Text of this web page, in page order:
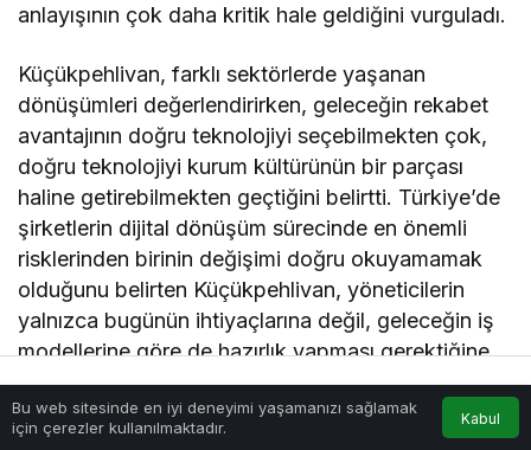
anlayışının çok daha kritik hale geldiğini vurguladı.
Küçükpehlivan, farklı sektörlerde yaşanan
dönüşümleri değerlendirirken, geleceğin rekabet
avantajının doğru teknolojiyi seçebilmekten çok,
doğru teknolojiyi kurum kültürünün bir parçası
haline getirebilmekten geçtiğini belirtti. Türkiye’de
şirketlerin dijital dönüşüm sürecinde en önemli
risklerinden birinin değişimi doğru okuyamamak
olduğunu belirten Küçükpehlivan, yöneticilerin
yalnızca bugünün ihtiyaçlarına değil, geleceğin iş
modellerine göre de hazırlık yapması gerektiğine
vurgu yaptı.
Bu web sitesinde en iyi deneyimi yaşamanızı sağlamak
için çerezler kullanılmaktadır.
Kabul
Anasayfa Akış Hesabım